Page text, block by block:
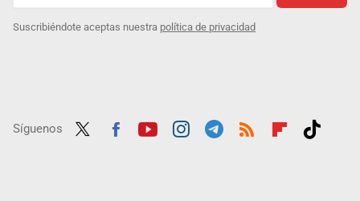
Suscribiéndote aceptas nuestra política de privacidad
Síguenos